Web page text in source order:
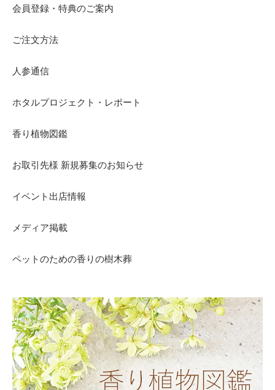
会員登録・特典のご案内
ご注文方法
人参通信
ホタルプロジェクト・レポート
香り植物図鑑
お取引先様 新規募集のお知らせ
イベント出店情報
メディア掲載
ペットのための香りの樹木葬